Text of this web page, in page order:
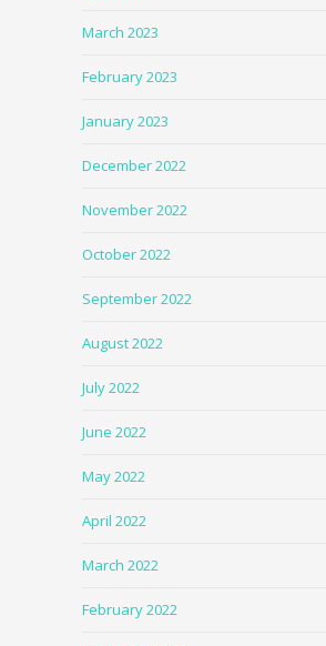
March 2023
February 2023
January 2023
December 2022
November 2022
October 2022
September 2022
August 2022
July 2022
June 2022
May 2022
April 2022
March 2022
February 2022